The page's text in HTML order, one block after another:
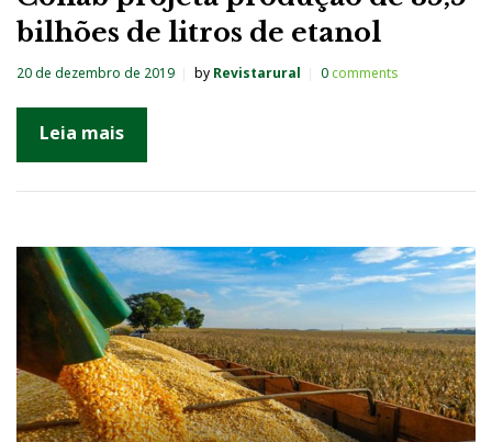
bilhões de litros de etanol
20 de dezembro de 2019 by Revistarural 0comments
Leia mais